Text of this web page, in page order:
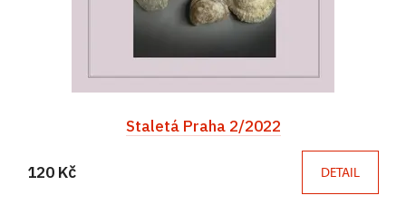
Staletá Praha 2/2022
120 Kč DETAIL